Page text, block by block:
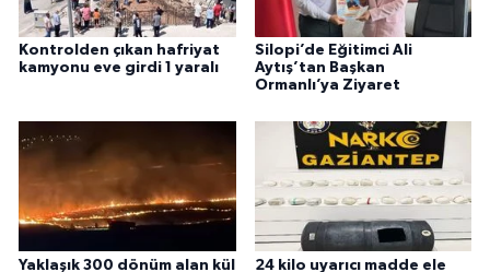
Kontrolden çıkan hafriyat
kamyonu eve girdi 1 yaralı
Silopi’de Eğitimci Ali
Aytış’tan Başkan
Ormanlı’ya Ziyaret
Yaklaşık 300 dönüm alan kül 24 kilo uyarıcı madde ele